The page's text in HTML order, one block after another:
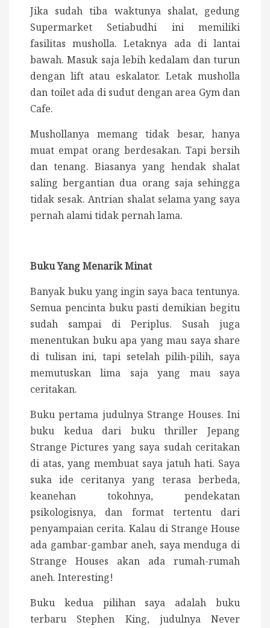
Jika sudah tiba waktunya shalat, gedung
Supermarket Setiabudhi ini memiliki
fasilitas musholla. Letaknya ada di lantai
bawah. Masuk saja lebih kedalam dan turun
dengan lift atau eskalator. Letak musholla
dan toilet ada di sudut dengan area Gym dan
Cafe.
Mushollanya memang tidak besar, hanya
muat empat orang berdesakan. Tapi bersih
dan tenang. Biasanya yang hendak shalat
saling bergantian dua orang saja sehingga
tidak sesak. Antrian shalat selama yang saya
pernah alami tidak pernah lama.
Buku Yang Menarik Minat
Banyak buku yang ingin saya baca tentunya.
Semua pencinta buku pasti demikian begitu
sudah sampai di Periplus. Susah juga
menentukan buku apa yang mau saya share
di tulisan ini, tapi setelah pilih-pilih, saya
memutuskan lima saja yang mau saya
ceritakan.
Buku pertama judulnya Strange Houses. Ini
buku kedua dari buku thriller Jepang
Strange Pictures yang saya sudah ceritakan
di atas, yang membuat saya jatuh hati. Saya
suka ide ceritanya yang terasa berbeda,
keanehan tokohnya, pendekatan
psikologisnya, dan format tertentu dari
penyampaian cerita. Kalau di Strange House
ada gambar-gambar aneh, saya menduga di
Strange Houses akan ada rumah-rumah
aneh. Interesting!
Buku kedua pilihan saya adalah buku
terbaru Stephen King, judulnya Never